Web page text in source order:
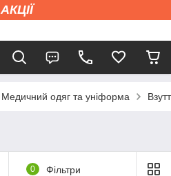
АКЦІЇ
Медичний одяг та уніформа
0 Фільтри